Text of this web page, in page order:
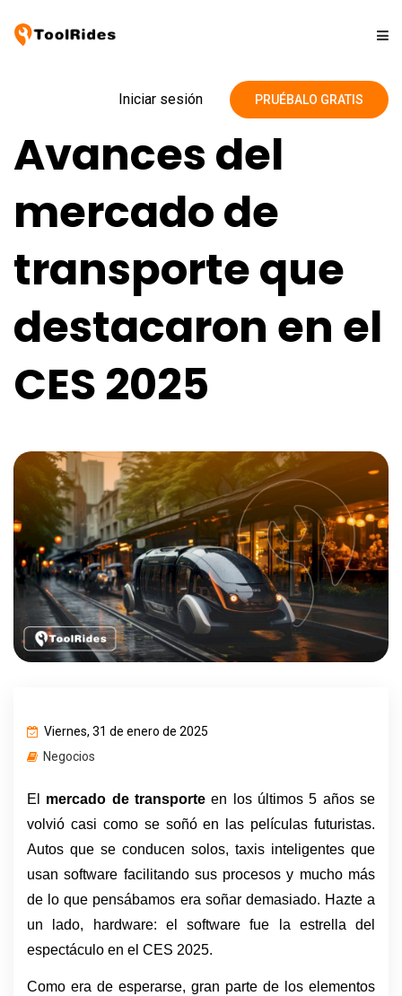
Precios
Contacto
Blog
Iniciar sesión PRUÉBALO GRATIS
Avances del
mercado de
transporte que
destacaron en el
CES 2025
Viernes, 31 de enero de 2025
Negocios
El mercado de transporte en los últimos 5 años se
volvió casi como se soñó en las películas futuristas.
Autos que se conducen solos, taxis inteligentes que
usan software facilitando sus procesos y mucho más
de lo que pensábamos era soñar demasiado. Hazte a
un lado, hardware: el software fue la estrella del
espectáculo en el CES 2025.
Como era de esperarse, gran parte de los elementos